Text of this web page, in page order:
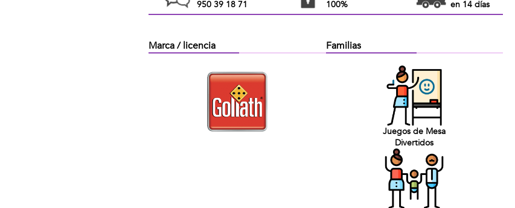
950 39 18 71
100%
en 14 días
Marca / licencia Familias
Juegos de Mesa
Divertidos